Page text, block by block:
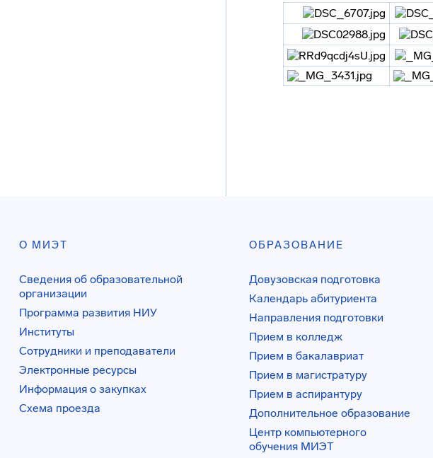
О МИЭТ
Сведения об образовательной
организации
Программа развития НИУ
Институты
Сотрудники и преподаватели
Электронные ресурсы
Информация о закупках
Схема проезда
ОБРАЗОВАНИЕ
Довузовская подготовка
Календарь абитуриента
Направления подготовки
Прием в колледж
Прием в бакалавриат
Прием в магистратуру
Прием в аспирантуру
Дополнительное образование
Центр компьютерного
обучения МИЭТ